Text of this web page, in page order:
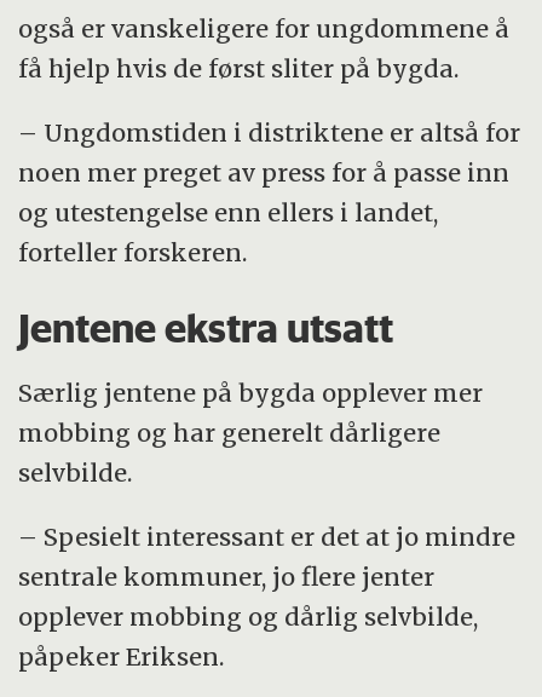
også er vanskeligere for ungdommene å
få hjelp hvis de først sliter på bygda.
– Ungdomstiden i distriktene er altså for
noen mer preget av press for å passe inn
og utestengelse enn ellers i landet,
forteller forskeren.
Jentene ekstra utsatt
Særlig jentene på bygda opplever mer
mobbing og har generelt dårligere
selvbilde.
– Spesielt interessant er det at jo mindre
sentrale kommuner, jo flere jenter
opplever mobbing og dårlig selvbilde,
påpeker Eriksen.